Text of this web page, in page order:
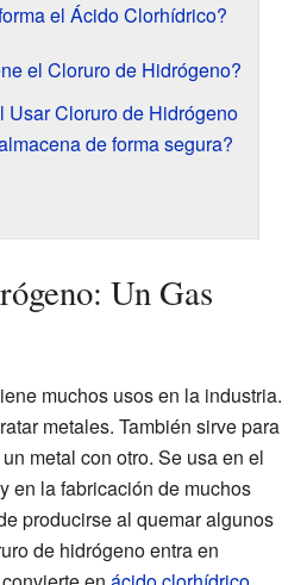
el Ácido Clorhídrico?
el Cloruro de Hidrógeno?
Usar Cloruro de Hidrógeno
de forma segura?
Un Gas
muchos usos en la industria.
metales. También sirve para
metal con otro. Se usa en el
en la fabricación de muchos
producirse al quemar algunos
de hidrógeno entra en